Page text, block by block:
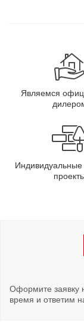
Являемся
Оформите заявку
время и ответим